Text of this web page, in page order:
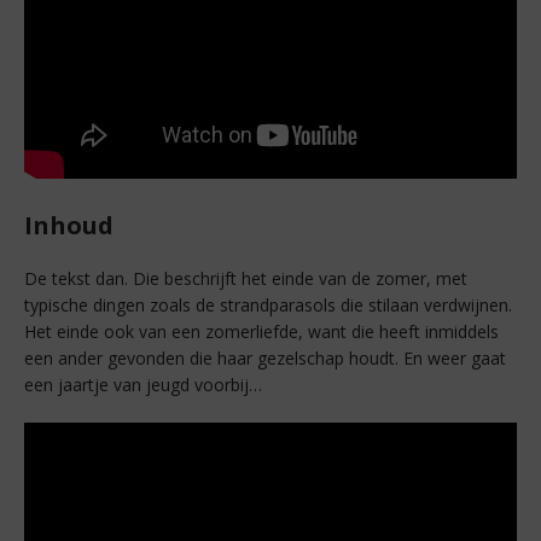
Inhoud
De tekst dan. Die beschrijft het einde van de zomer, met
typische dingen zoals de strandparasols die stilaan verdwijnen.
Het einde ook van een zomerliefde, want die heeft inmiddels
een ander gevonden die haar gezelschap houdt. En weer gaat
een jaartje van jeugd voorbij…